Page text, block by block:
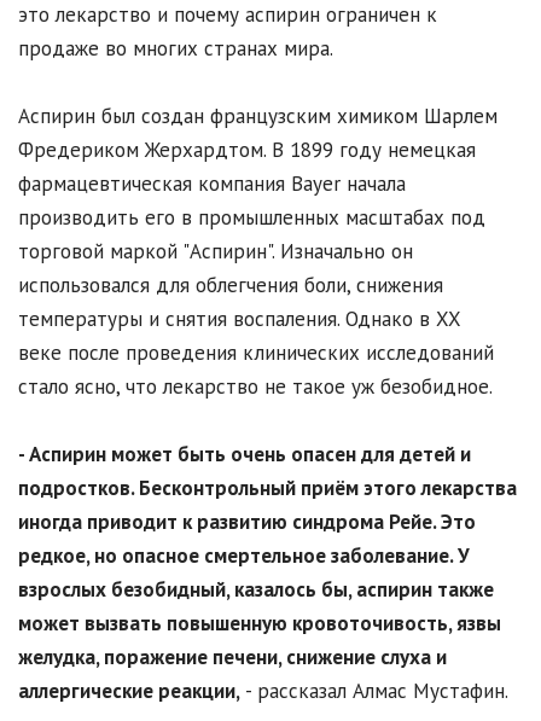
это лекарство и почему аспирин ограничен к
продаже во многих странах мира.
Аспирин был создан французским химиком Шарлем
Фредериком Жерхардтом. В 1899 году немецкая
фармацевтическая компания Bayer начала
производить его в промышленных масштабах под
торговой маркой "Аспирин". Изначально он
использовался для облегчения боли, снижения
температуры и снятия воспаления. Однако в XX
веке после проведения клинических исследований
стало ясно, что лекарство не такое уж безобидное.
- Аспирин может быть очень опасен для детей и
подростков. Бесконтрольный приём этого лекарства
иногда приводит к развитию синдрома Рейе. Это
редкое, но опасное смертельное заболевание. У
взрослых безобидный, казалось бы, аспирин также
может вызвать повышенную кровоточивость, язвы
желудка, поражение печени, снижение слуха и
аллергические реакции, - рассказал Алмас Мустафин.